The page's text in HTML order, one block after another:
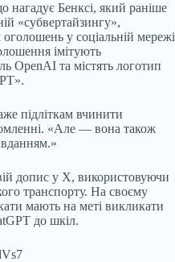
Бенксі, який раніше
«субвертайзингу»,
у соціальній мережі
імітують
OpenAI та містять логотип
підліткам вчинити
«Але — вона також
допис у X, використовуючи
транспорту. На своєму
мають на меті викликати
до шкіл.